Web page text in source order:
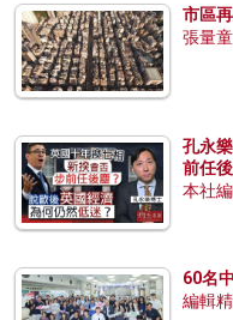
市區
張量童
孔永
前任
本社
60名
編輯